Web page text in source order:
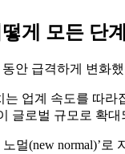
게 모든 단
안 급격하게 변화
업계 속도를 따
글로벌 규모로 확
멀(new normal)’